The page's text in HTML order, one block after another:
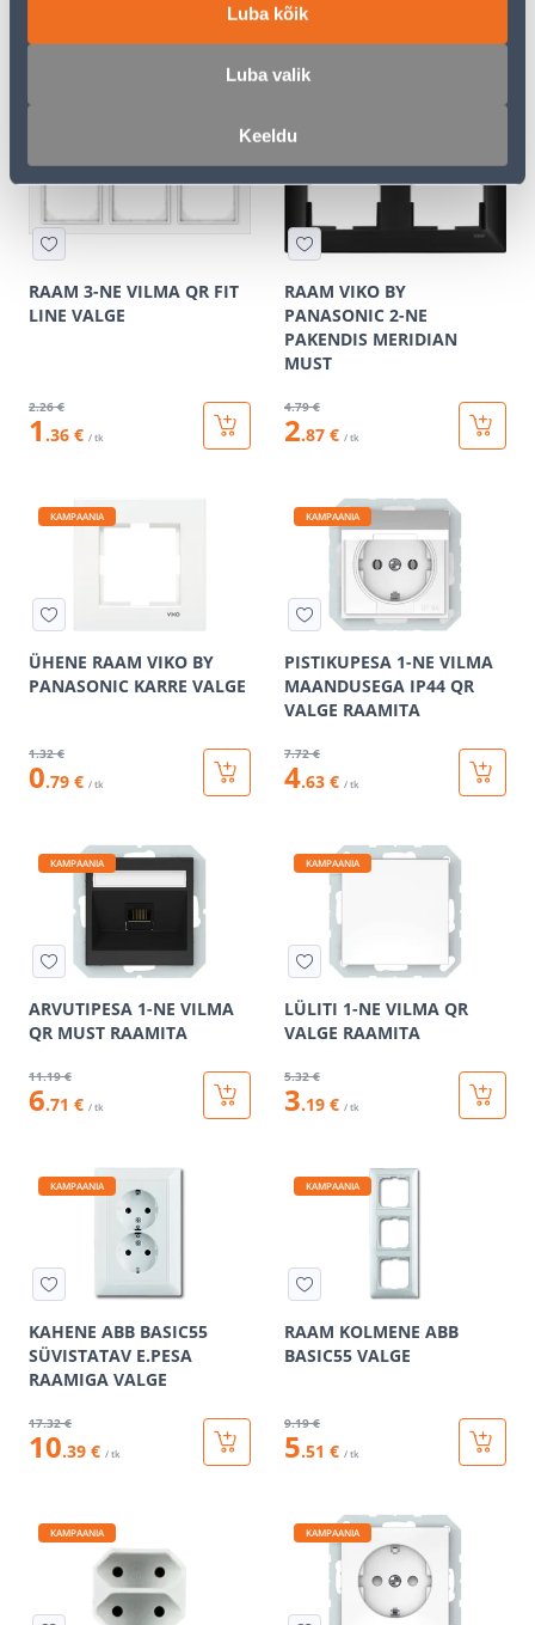
Luba kõik
Luba valik
Keeldu
2 3.35 €
RAAM 3-NE VILMA QR FIT
LINE VALGE
2.26 €
1 .36 € / tk
RAAM VIKO BY
PANASONIC 2-NE
PAKENDIS MERIDIAN
MUST
4.79 €
2.87 € / tk
KAMPAANIA
ÜHENE RAAM VIKO BY
PANASONIC KARRE VALGE
1.32 €
0.79 € / tk
KAMPAANIA
PISTIKUPESA 1-NE VILMA
MAANDUSEGA IP44 QR
VALGE RAAMITA
7.72 €
4.63 € / tk
KAMPAANIA
ARVUTIPESA 1-NE VILMA
QR MUST RAAMITA
11.19 €
6.71 € / tk
KAMPAANIA
LÜLITI 1-NE VILMA QR
VALGE RAAMITA
5.32 €
3.19 € / tk
KAMPAANIA
KAHENE ABB BASIC55
SÜVISTATAV E.PESA
RAAMIGA VALGE
17.32 €
10.39 € / tk
KAMPAANIA
RAAM KOLMENE ABB
BASIC55 VALGE
9.19 €
5.51 € / tk
KAMPAANIA KAMPAANIA